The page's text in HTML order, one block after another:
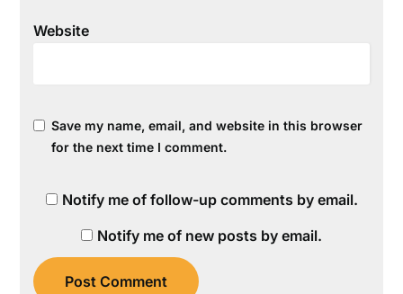
Website
Save my name, email, and website in this browser
for the next time I comment.
Notify me of follow-up comments by email.
Notify me of new posts by email.